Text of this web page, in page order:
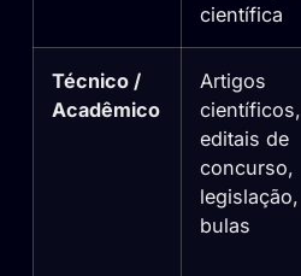
científica
Técnico /
Acadêmico
Artigos
científicos,
editais de
concurso,
legislação,
bulas